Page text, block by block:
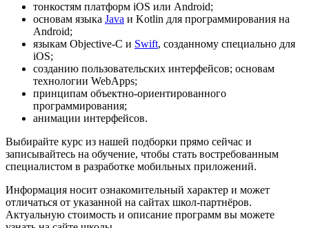
тонкостям платформ iOS или Android;
основам языка Java и Kotlin для программирования на
Android;
языкам Objective-C и Swift, созданному специально для
iOS;
созданию пользовательских интерфейсов; основам
технологии WebApps;
принципам объектно-ориентированного
программирования;
анимации интерфейсов.
Выбирайте курс из нашей подборки прямо сейчас и
записывайтесь на обучение, чтобы стать востребованным
специалистом в разработке мобильных приложений.
Информация носит ознакомительный характер и может
отличаться от указанной на сайтах школ-партнёров.
Актуальную стоимость и описание программ вы можете